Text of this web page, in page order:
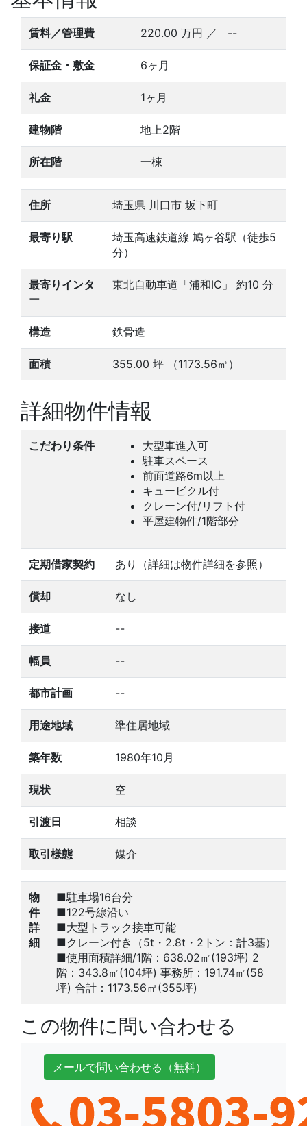
賃料／管理費 220.00 万円 ／ --
保証金・敷金 6ヶ月
礼金 1ヶ月
建物階 地上2階
所在階 一棟
住所 埼玉県 川口市 坂下町
最寄り駅
埼玉高速鉄道線 鳩ヶ谷駅（徒歩5
分）
最寄りインタ
ー
東北自動車道「浦和IC」 約10 分
構造 鉄骨造
面積 355.00 坪 （1173.56㎡）
詳細物件情報
こだわり条件
大型車進入可
駐車スペース
前面道路6m以上
キュービクル付
クレーン付/リフト付
平屋建物件/1階部分
定期借家契約 あり（詳細は物件詳細を参照）
償却 なし
接道 --
幅員 --
都市計画 --
用途地域 準住居地域
築年数 1980年10月
現状 空
引渡日 相談
取引様態 媒介
物
件
詳
細
■駐車場16台分
■122号線沿い
■大型トラック接車可能
■クレーン付き（5t・2.8t・2トン：計3基）
■使用面積詳細/1階：638.02㎡(193坪) 2
階：343.8㎡(104坪) 事務所：191.74㎡(58
坪) 合計：1173.56㎡(355坪)
この物件に問い合わせる
メールで問い合わせる （無料）